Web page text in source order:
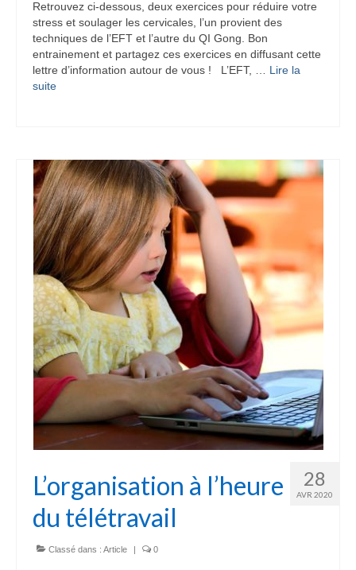
Retrouvez ci-dessous, deux exercices pour réduire votre
stress et soulager les cervicales, l’un provient des
techniques de l’EFT et l’autre du QI Gong. Bon
entrainement et partagez ces exercices en diffusant cette
lettre d’information autour de vous ! L’EFT, … Lire la
suite­­
28
AVR 2020
L’organisation à l’heure
du télétravail
Classé dans : Article | 0